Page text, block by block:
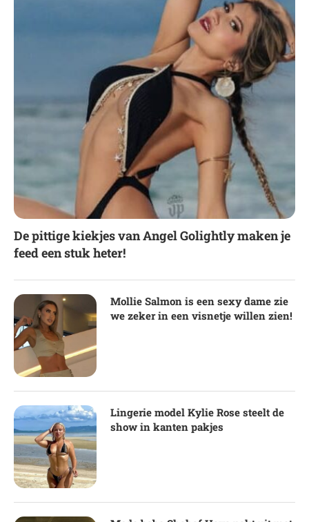
De pittige kiekjes van Angel Golightly maken je
feed een stuk heter!
Mollie Salmon is een sexy dame zie
we zeker in een visnetje willen zien!
Lingerie model Kylie Rose steelt de
show in kanten pakjes